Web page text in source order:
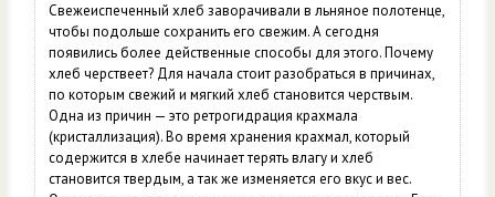
Свежеиспеченный хлеб заворачивали в льняное полотенце,
чтобы подольше сохранить его свежим. А сегодня
появились более действенные способы для этого. Почему
хлеб черствеет? Для начала стоит разобраться в причинах,
по которым свежий и мягкий хлеб становится черствым.
Одна из причин — это ретрогидрация крахмала
(кристаллизация). Во время хранения крахмал, который
содержится в хлебе начинает терять влагу и хлеб
становится твердым, а так же изменяется его вкус и вес.